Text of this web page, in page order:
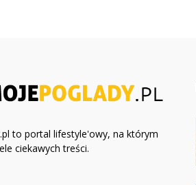
to portal lifestyle'owy, na którym
ciekawych treści.